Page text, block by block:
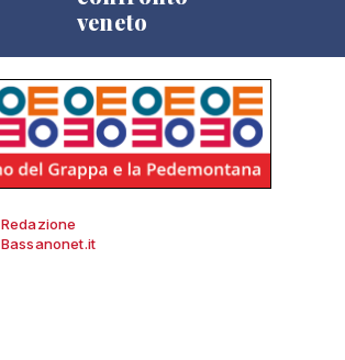
veneto
Redazione
Bassanonet.it